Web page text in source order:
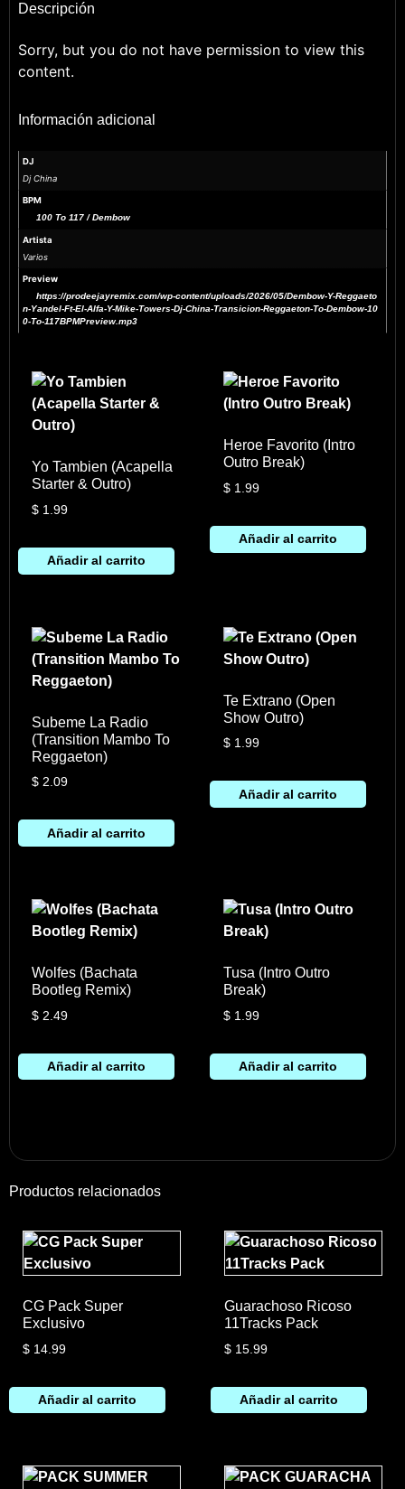
Descripción
Sorry, but you do not have permission to view this
content.
Información adicional
DJ
Dj China
BPM
100 To 117 / Dembow
Artista
Varios
Preview
https://prodeejayremix.com/wp-content/uploads/2026/05/Dembow-Y-Reggaeto
n-Yandel-Ft-El-Alfa-Y-Mike-Towers-Dj-China-Transicion-Reggaeton-To-Dembow-10
0-To-117BPMPreview.mp3
Yo Tambien (Acapella
Starter & Outro)
$1.99
Añadir al carrito
Heroe Favorito (Intro
Outro Break)
$ 1.99
Añadir al carrito
Subeme La Radio
(Transition Mambo To
Reggaeton)
$2.09
Añadir al carrito
Te Extrano (Open
Show Outro)
$ 1.99
Añadir al carrito
Wolfes (Bachata
Bootleg Remix)
$2.49
Añadir al carrito
Tusa (Intro Outro
Break)
$ 1.99
Añadir al carrito
Productos relacionados
CG Pack Super
Exclusivo
$ 14.99
Añadir al carrito
Guarachoso Ricoso
11Tracks Pack
$15.99
Añadir al carrito